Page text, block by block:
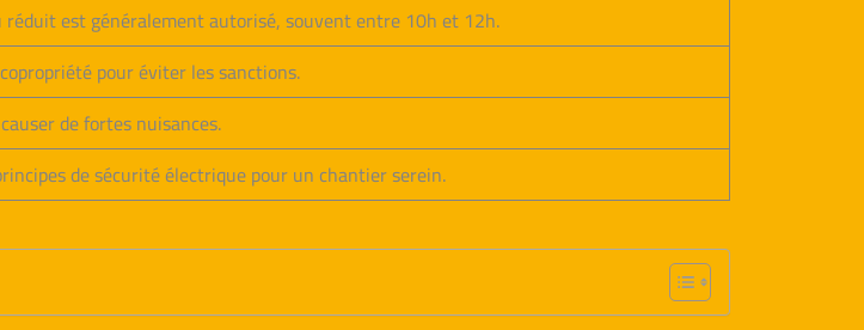
est généralement autorisé, souvent entre 10h et 12h.
pour éviter les sanctions.
de fortes nuisances.
de sécurité électrique pour un chantier serein.